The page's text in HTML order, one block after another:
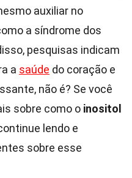
auxiliar no
a síndrome dos
pesquisas indicam
a saúde do coração e
não é? Se você
sobre como o inositol
lendo e
sobre esse